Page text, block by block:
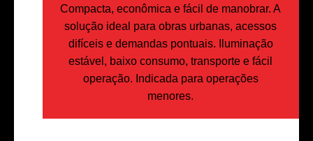
Compacta, econômica e fácil de manobrar. A
solução ideal para obras urbanas, acessos
difíceis e demandas pontuais. Iluminação
estável, baixo consumo, transporte e fácil
operação. Indicada para operações
menores.